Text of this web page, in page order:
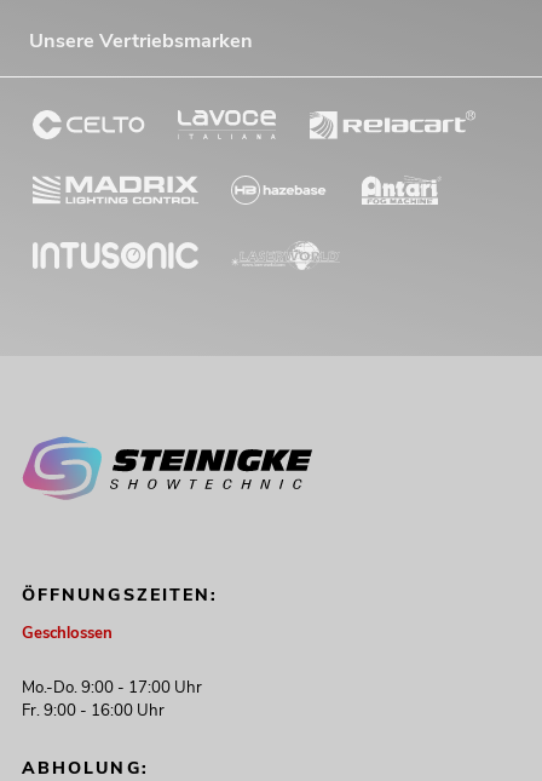
Unsere Vertriebsmarken
ÖFFNUNGSZEITEN:
Geschlossen
Mo.-Do. 9:00 - 17:00 Uhr
Fr. 9:00 - 16:00 Uhr
ABHOLUNG: